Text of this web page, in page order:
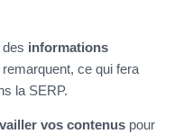
informations
ce qui fera
la SERP.
vos contenus pour